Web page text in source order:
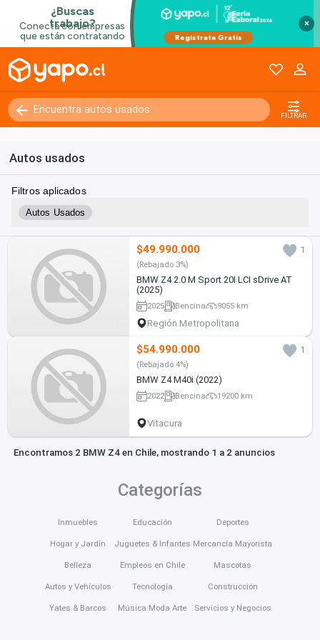
×
FILTRAR
Autos usados
Filtros aplicados
Autos Usados
$49.990.000 1
(Rebajado 3%)
BMW Z4 2.0 M Sport 20I LCI sDrive AT
(2025)
2025 Bencina 9055 km
Región Metropolitana
$54.990.000 1
(Rebajado 4%)
BMW Z4 M40i (2022)
2022 Bencina 19200 km
Vitacura
Encontramos 2 BMW Z4 en Chile, mostrando 1 a 2 anuncios
Categorías
Inmuebles
Hogar y Jardín
Belleza
Autos y Vehículos
Yates & Barcos
Educación
Juguetes & Infantes
Empleos en Chile
Tecnología
Música Moda Arte
Deportes
Mercancía Mayorista
Mascotas
Construcción
Servicios y Negocios